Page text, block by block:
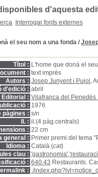
d'aquesta
Interrogar fonts externes
el seu nom a una fonda /
Títol : L'home que donà el
: text imprès
Autors : Josep Junyent i Pujol ,
d'edició : abril
Editorial : Vilafranca del Penedès
: 1976
pàgines : s/n
ll. : il.(4 pàg.centrals)
: 22 cm
general : Primer premi del tema
Idioma : Català (cat)
clau :
: 640.43 Restaurants.
: ./